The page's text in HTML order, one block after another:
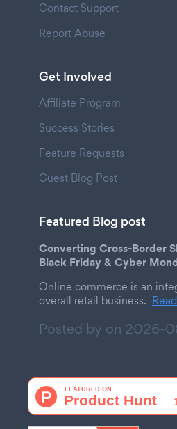
Contact Support
Report Abuse
Get Involved
Affiliate Program
Success Stories
Feature Requests
Guest Blog Post
Featured Blog post
Converting Cross-Border
Black Friday & Cyber
Online commerce is an
overall retail business.
Posted by on 2026-